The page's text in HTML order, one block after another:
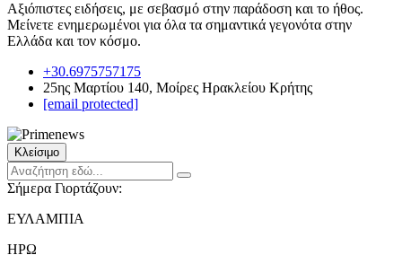
Αξιόπιστες ειδήσεις, με σεβασμό στην παράδοση και το ήθος.
Μείνετε ενημερωμένοι για όλα τα σημαντικά γεγονότα στην
Ελλάδα και τον κόσμο.
+30.6975757175
25ης Μαρτίου 140, Μοίρες Ηρακλείου Κρήτης
[email protected]
Κλείσιμο
Σήμερα Γιορτάζουν:
ΕΥΛΑΜΠΙΑ
ΗΡΩ